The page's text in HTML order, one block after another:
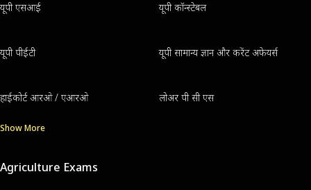
यूपी एसआई यूपी कॉन्स्टेबल
यूपी पीईटी यूपी सामान्य ज्ञान और करेंट अफेयर्स
हाईकोर्ट आरओ / एआरओ लोअर पी सी एस
Show More
Agriculture Exams